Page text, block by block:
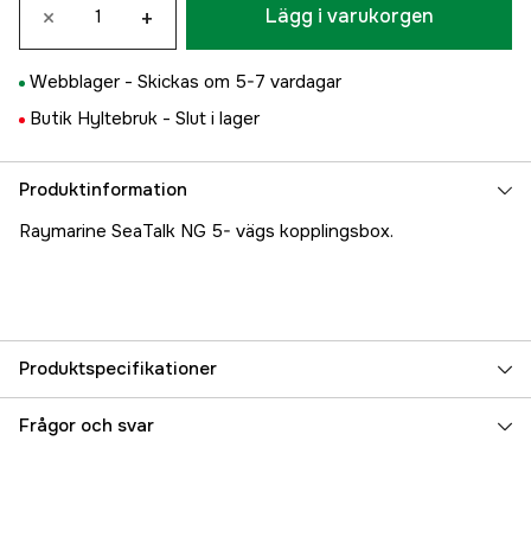
× + Lägg i varukorgen
Webblager - Skickas om 5-7 vardagar
Butik Hyltebruk - Slut i lager
Produktinformation
Raymarine SeaTalk NG 5- vägs kopplingsbox.
Produktspecifikationer
Referensnummer 5000023310
Frågor och svar